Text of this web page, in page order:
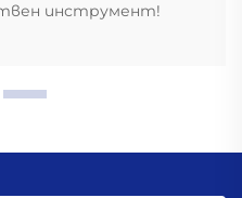
инструмент!